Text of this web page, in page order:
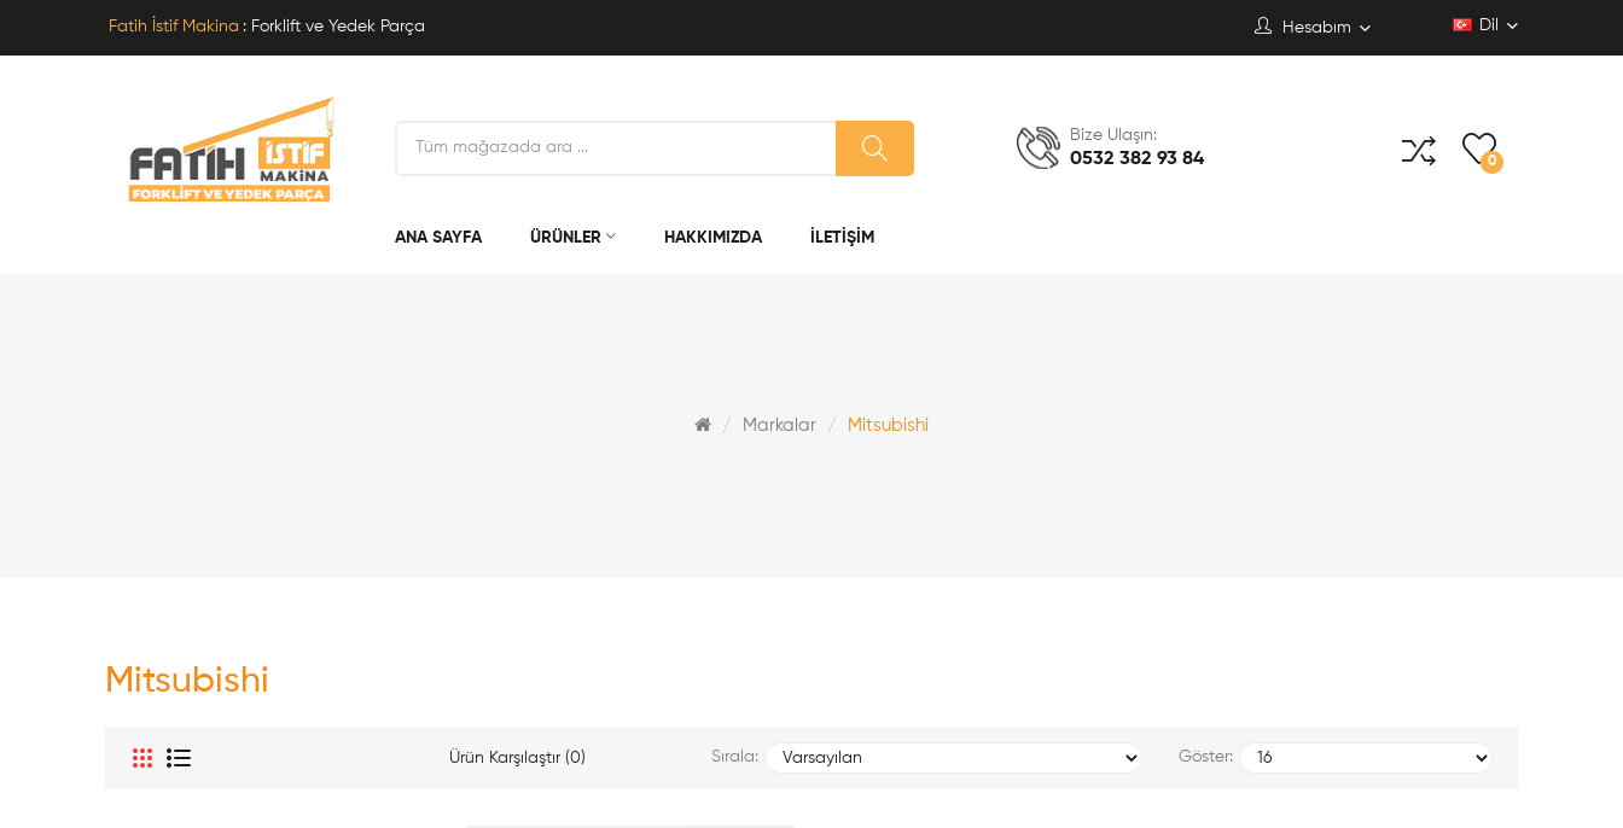
Fatih İstif Makina : Forklift ve Yedek Parça Hesabım Dil
Bize Ulaşın:
0532 382 93 84 0
ANA SAYFA ÜRÜNLER HAKKIMIZDA İLETIŞIM
Markalar Mitsubishi
Mitsubishi
Ürün Karşılaştır (0) Sırala: Göster: